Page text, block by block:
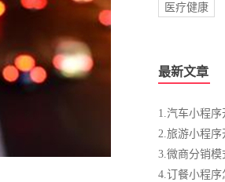
医疗健康
最新文章